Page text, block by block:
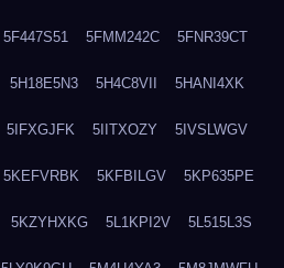
5F447S51 5FMM242C 5FNR39CT
5H18E5N3 5H4C8VII 5HANI4XK
5IFXGJFK 5IITXOZY 5IVSLWGV
5KEFVRBK 5KFBILGV 5KP635PE
5KZYHXKG 5L1KPI2V 5L515L3S